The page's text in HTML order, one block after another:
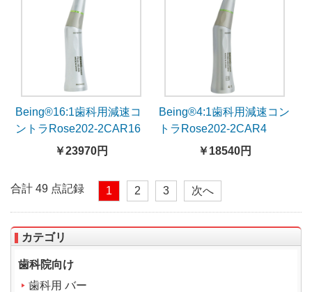
Being®16:1歯科用減速コ
ントラRose202-2CAR16
￥23970円
Being®4:1歯科用減速コン
トラRose202-2CAR4
￥18540円
合計 49 点記録 1 2 3 次へ
カテゴリ
歯科院向け
歯科用 バー